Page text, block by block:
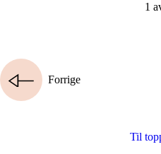
1
Forrige
Til